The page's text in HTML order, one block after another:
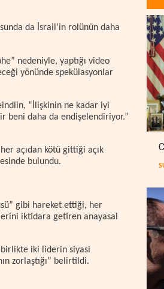
da İsrail’in rolünün daha
nedeniyle, yaptığı video
yönünde spekülasyonlar
“İlişkinin ne kadar iyi
beni daha da endişelendiriyor.”
her açıdan kötü gittiği açık
bulundu.
gibi hareket ettiği, her
iktidara getiren anayasal
birlikte iki liderin siyasi
zorlaştığı” belirtildi.